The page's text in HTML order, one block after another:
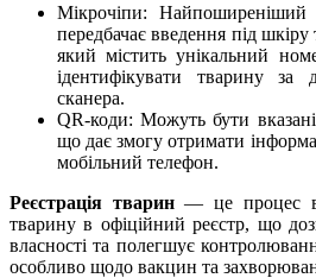
Мікрочіпи: Найпоширеніший
передбачає введення під
який містить унікальний
ідентифікувати тварину за
сканера.
QR-коди: Можуть бути
що дає змогу отримати
мобільний телефон.
Реєстрація тварин— це процес
тварину в офіційний реєстр, що
власності та полегшує
особливо щодо вакцин та